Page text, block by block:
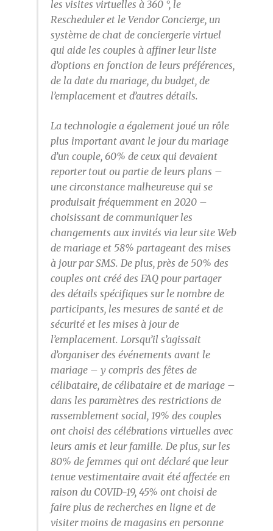
les visites virtuelles à 360 °, le
Rescheduler et le Vendor Concierge, un
système de chat de conciergerie virtuel
qui aide les couples à affiner leur liste
d’options en fonction de leurs préférences,
de la date du mariage, du budget, de
l’emplacement et d’autres détails.
La technologie a également joué un rôle
plus important avant le jour du mariage
d’un couple, 60% de ceux qui devaient
reporter tout ou partie de leurs plans –
une circonstance malheureuse qui se
produisait fréquemment en 2020 –
choisissant de communiquer les
changements aux invités via leur site Web
de mariage et 58% partageant des mises
à jour par SMS. De plus, près de 50% des
couples ont créé des FAQ pour partager
des détails spécifiques sur le nombre de
participants, les mesures de santé et de
sécurité et les mises à jour de
l’emplacement. Lorsqu’il s’agissait
d’organiser des événements avant le
mariage – y compris des fêtes de
célibataire, de célibataire et de mariage –
dans les paramètres des restrictions de
rassemblement social, 19% des couples
ont choisi des célébrations virtuelles avec
leurs amis et leur famille. De plus, sur les
80% de femmes qui ont déclaré que leur
tenue vestimentaire avait été affectée en
raison du COVID-19, 45% ont choisi de
faire plus de recherches en ligne et de
visiter moins de magasins en personne